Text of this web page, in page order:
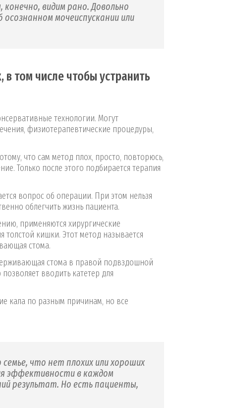
видим рано. Довольно
мочеиспускании или
том числе чтобы устранить
технологии. Могут
физиотерапевтические процедуры,
что сам метод плох, просто, повторюсь,
Только после этого подбирается терапия
вопрос об операции. При этом нельзя
облегчить жизнь пациента.
применяются хирургические
кишки. Этот метод называется
стома.
стома в правой подвздошной
вводить катетер для
кала по разным причинам, но все
что нет плохих или хороших
эффективности в каждом
результат. Но есть пациенты,